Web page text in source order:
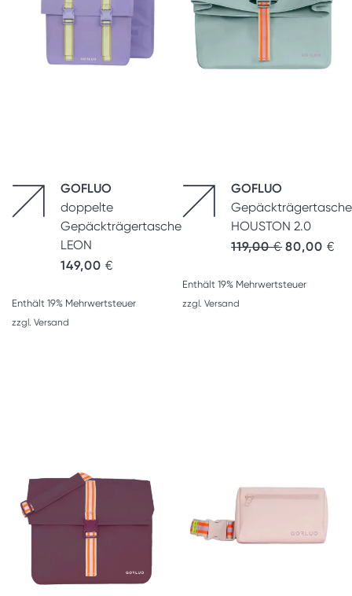
GOFLUO
doppelte
Gepäckträgertasche
LEON
149,00 €
Enthält 19% Mehrwertsteuer
zzgl. Versand
GOFLUO
Gepäckträgertasche
HOUSTON 2.0
119,00€ 80,00 €
Enthält 19% Mehrwertsteuer
zzgl. Versand